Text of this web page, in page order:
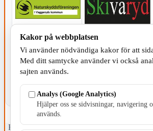
Fristående webbtidningsföretag grundat 1991
Kakor på webbplatsen
Vi använder nödvändiga kakor för att
Med ditt samtycke använder vi också
sajten används.
Analys (Google Analytics)
Hjälper oss se sidvisningar, navigering
används.